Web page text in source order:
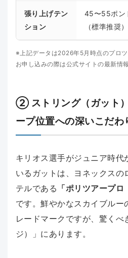
張り上げテン
ション
45〜55ポン
（標準推奨）
※上記データは2026年5月時点のプロツ
お申し込みの際は公式サイトの最新情
② ストリング（ガット
ープ位置への深いこだわ
キリオス選手がジュニア時代
いるガットは、ヨネックスの
テルである 「ポリツアープ
です。鮮やかなスカイブルー
レードマークですが、驚くべ
ジ）」にあります。